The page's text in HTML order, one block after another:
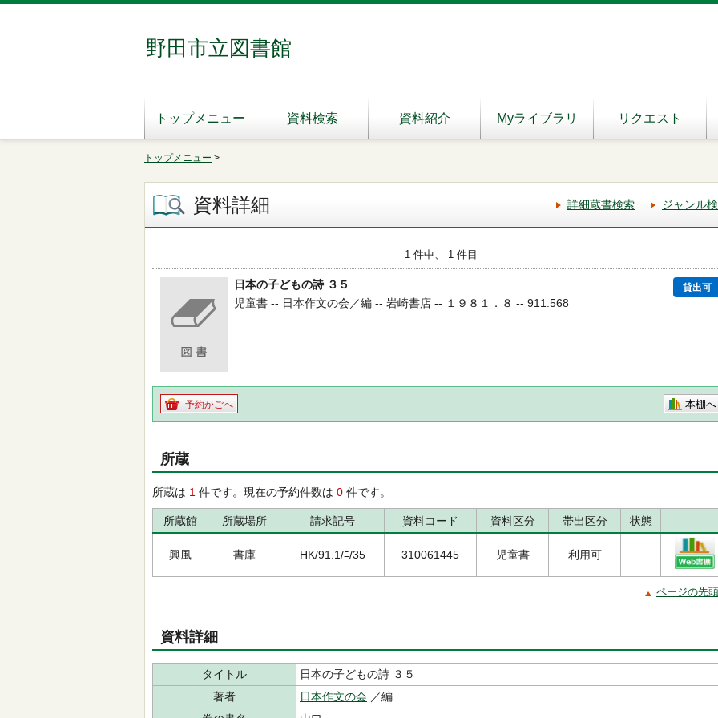
野田市立図書館
トップメニュー 資料検索 資料紹介 Myライブラリ リクエスト
トップメニュー >
資料詳細 詳細蔵書検索 ジャンル
1 件中、 1 件目
日本の子どもの詩 ３５ 貸出可
児童書 -- 日本作文の会／編 -- 岩崎書店 -- １９８１．８ -- 911.568
予約かごへ 本棚へ
所蔵
所蔵は 1 件です。現在の予約件数は 0 件です。
所蔵館 所蔵場所 請求記号 資料コード 資料区分 帯出区分 状態
興風 書庫 HK/91.1/ﾆ/35 310061445 児童書 利用可
ページの先
資料詳細
タイトル
日本の子どもの詩 ３５
著者
日本作文の会 ／編